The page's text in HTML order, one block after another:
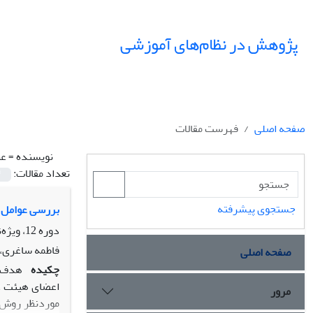
پژوهش در نظام‌های آموزشی
صفحه اصلی
فهرست مقالات
نویسنده =
تعداد مقالات:
بررسی عوامل
دوره 12، ویژه‌نامه، بهار 1397، صفحه
فاطمه
چکیده هدف
موردنظر
جستجوی پیشرفته
صفحه اصلی
مرور